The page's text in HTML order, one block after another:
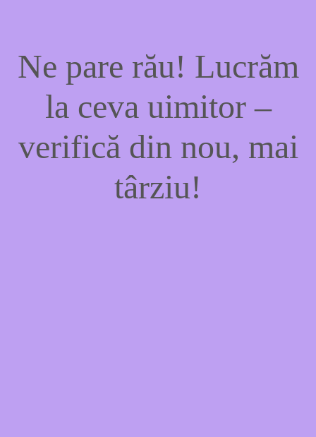
Ne pare rău! Lucrăm
la ceva uimitor –
verifică din nou, mai
târziu!